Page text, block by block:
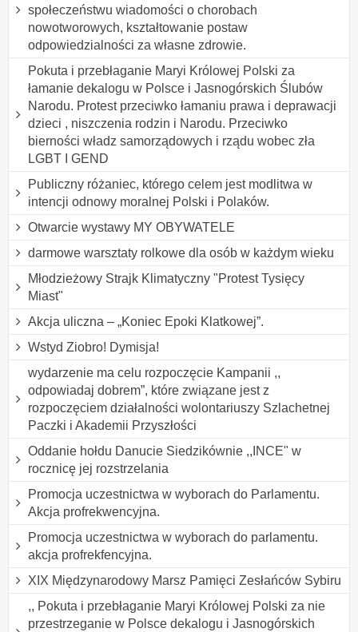
społeczeństwu wiadomości o chorobach
nowotworowych, kształtowanie postaw
odpowiedzialności za własne zdrowie.
Pokuta i przebłaganie Maryi Królowej Polski za
łamanie dekalogu w Polsce i Jasnogórskich Ślubów
Narodu. Protest przeciwko łamaniu prawa i deprawacji
dzieci , niszczenia rodzin i Narodu. Przeciwko
bierności władz samorządowych i rządu wobec zła
LGBT I GEND
Publiczny różaniec, którego celem jest modlitwa w
intencji odnowy moralnej Polski i Polaków.
Otwarcie wystawy MY OBYWATELE
darmowe warsztaty rolkowe dla osób w każdym wieku
Młodzieżowy Strajk Klimatyczny "Protest Tysięcy
Miast"
Akcja uliczna – „Koniec Epoki Klatkowej”.
Wstyd Ziobro! Dymisja!
wydarzenie ma celu rozpoczęcie Kampanii ,,
odpowiadaj dobrem”, które związane jest z
rozpoczęciem działalności wolontariuszy Szlachetnej
Paczki i Akademii Przyszłości
Oddanie hołdu Danucie Siedzikównie ,,INCE" w
rocznicę jej rozstrzelania
Promocja uczestnictwa w wyborach do Parlamentu.
Akcja profrekwencyjna.
Promocja uczestnictwa w wyborach do parlamentu.
akcja profrekfencyjna.
XIX Międzynarodowy Marsz Pamięci Zesłańców Sybiru
,, Pokuta i przebłaganie Maryi Królowej Polski za nie
przestrzeganie w Polsce dekalogu i Jasnogórskich